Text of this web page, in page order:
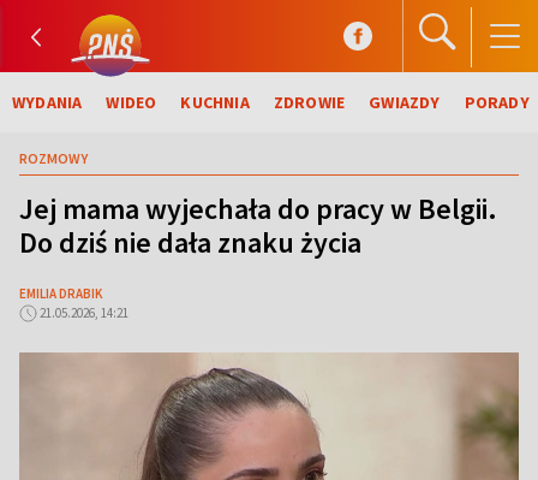
WYDANIA WIDEO KUCHNIA ZDROWIE GWIAZDY PORADY
ROZMOWY
Jej mama wyjechała do pracy w Belgii.
Do dziś nie dała znaku życia
EMILIA DRABIK
21.05.2026, 14:21